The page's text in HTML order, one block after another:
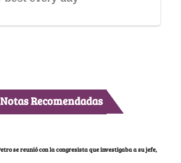
Notas Recomendadas
se reunió con la congresista que investigaba a su jefe,